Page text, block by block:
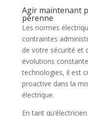
Agir maintenant
pérenne
Les normes
contraintes
de votre sécurité et
évolutions
technologies, il est
proactive dans la
électrique.
En tant